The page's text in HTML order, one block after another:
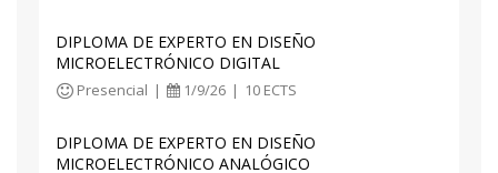
sintetizadores de frecuencia
DIPLOMA DE EXPERTO EN DISEÑO
MICROELECTRÓNICO DIGITAL
Presencial | 1/9/26 | 10 ECTS
DIPLOMA DE EXPERTO EN DISEÑO
MICROELECTRÓNICO ANALÓGICO